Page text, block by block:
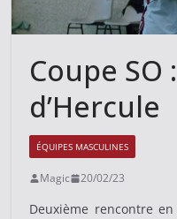
Coupe
d’Hercule
ÉQUIPES MASCULINES
Magic 20/02/23
Deuxième rencontre